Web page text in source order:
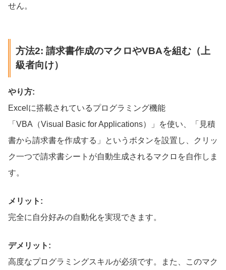
せん。
方法2: 請求書作成のマクロやVBAを組む（上
級者向け）
やり方:
Excelに搭載されているプログラミング機能
「VBA（Visual Basic for Applications）」を使い、「見積
書から請求書を作成する」というボタンを設置し、クリッ
ク一つで請求書シートが自動生成されるマクロを自作しま
す。
メリット:
完全に自分好みの自動化を実現できます。
デメリット:
高度なプログラミングスキルが必須です。また、このマク